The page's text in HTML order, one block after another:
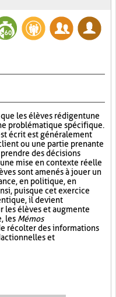
les élèves rédigent une
problématique spécifique.
écrit est généralement
ou une partie prenante
des décisions
mise en contexte réelle
sont amenés à jouer un
en politique, en
puisque cet exercice
il devient
les élèves et augmente
les Mémos
récolter des informations
et